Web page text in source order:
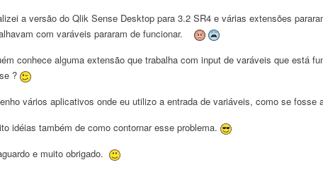
a versão do Qlik Sense Desktop para 3.2 SR4 e várias extensões
com varáveis pararam de funcionar.
conhece alguma extensão que trabalha com input de varáveis que está
?
vários aplicativos onde eu utilizo a entrada de variáveis, como se fosse
idéias também de como contornar esse problema.
e muito obrigado.